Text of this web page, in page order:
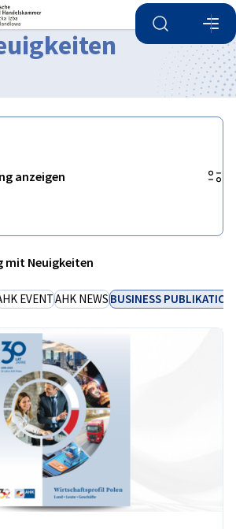
Suche öffnen
Poland
erfolgreich aktualisiert
anzeigen
mit Neuigkeiten
EVENTAHK NEWSBUSINESS